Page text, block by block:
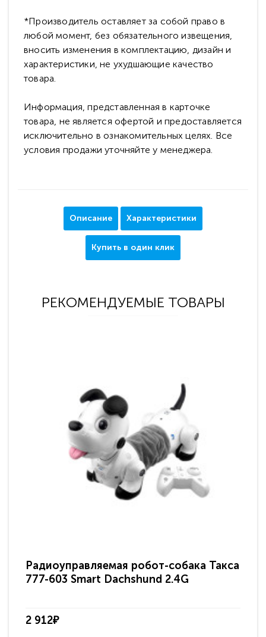
*Производитель оставляет за собой право в
любой момент, без обязательного извещения,
вносить изменения в комплектацию, дизайн и
характеристики, не ухудшающие качество
товара.
Информация, представленная в карточке
товара, не является офертой и предоставляется
исключительно в ознакомительных целях. Все
условия продажи уточняйте у менеджера.
Описание Характеристики
Купить в один клик
РЕКОМЕНДУЕМЫЕ ТОВАРЫ
Радиоуправляемая робот-собака Такса
777-603 Smart Dachshund 2.4G
2 912₽